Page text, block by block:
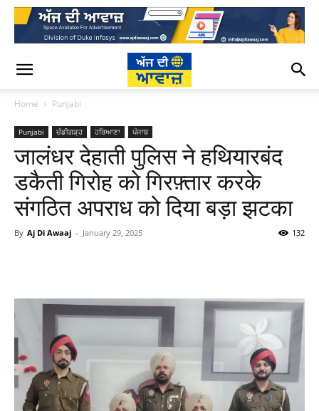
Home Punjabi
Punjabi ਚੰਡੀਗੜ੍ਹ ਹਰਿਆਣਾ ਪੰਜਾਬ
जालंधर देहाती पुलिस ने हथियारबंद
डकैती गिरोह को गिरफ़्तार करके
संगठित अपराध को दिया बड़ा झटका
By Aj Di Awaaj - January 29, 2025 132